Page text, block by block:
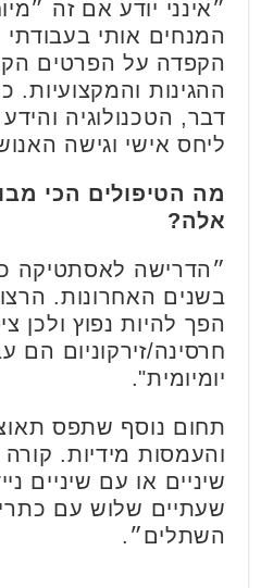
״אינני יודע אם זה
המנחים אותי בעבודתי
הקפדה על הפרטים
ההגינות והמקצועיות.
דבר, הטכנולוגיה
ליחס אישי וגישה
מה הטיפולים הכי
אלה?
״הדרישה לאסתטיקה
בשנים האחרונות.
הפך להיות נפוץ ולכן
חרסינה/זירקוניום הם
יומיומית".
תחום נוסף שתפס
והעמסות מידיות.
שיניים או עם שיניים
שעתיים שלוש עם
השתלים״.